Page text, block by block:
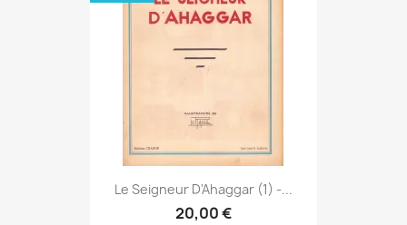
Le Seigneur D'Ahaggar (1) -...
20,00 €